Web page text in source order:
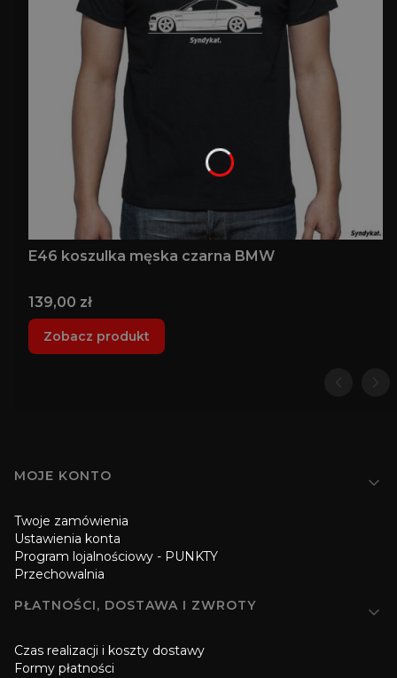
E46 koszulka męska czarna BMW
Cena
139,00 zł
Zobacz produkt
Linki w stopce
MOJE KONTO
Twoje zamówienia
Ustawienia konta
Program lojalnościowy - PUNKTY
Przechowalnia
PŁATNOŚCI, DOSTAWA I ZWROTY
Czas realizacji i koszty dostawy
Formy płatności